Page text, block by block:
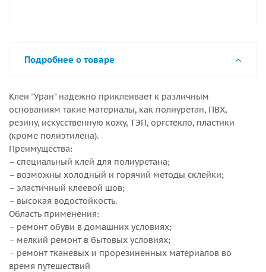
Подробнее о товаре
Клеи "Уран" надежно приклеивает к различным
основаниям такие материалы, как полиуретан, ПВХ,
резину, искусственную кожу, ТЭП, оргстекло, пластики
(кроме полиэтилена).
Преимущества:
– специальный клей для полиуретана;
– возможны холодный и горячий методы склейки;
– эластичный клеевой шов;
– высокая водостойкость.
Область применения:
– ремонт обуви в домашних условиях;
– мелкий ремонт в бытовых условиях;
– ремонт тканевых и прорезиненных материалов во
время путешествий